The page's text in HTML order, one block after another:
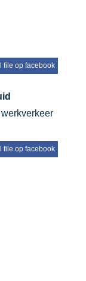
file op facebook
file op facebook